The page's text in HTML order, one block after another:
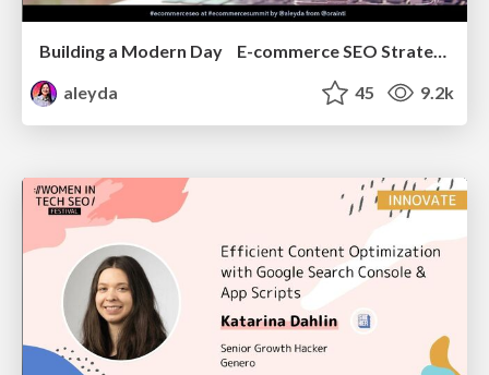
Building a Modern Day E-commerce SEO Strategy
aleyda
45 9.2k